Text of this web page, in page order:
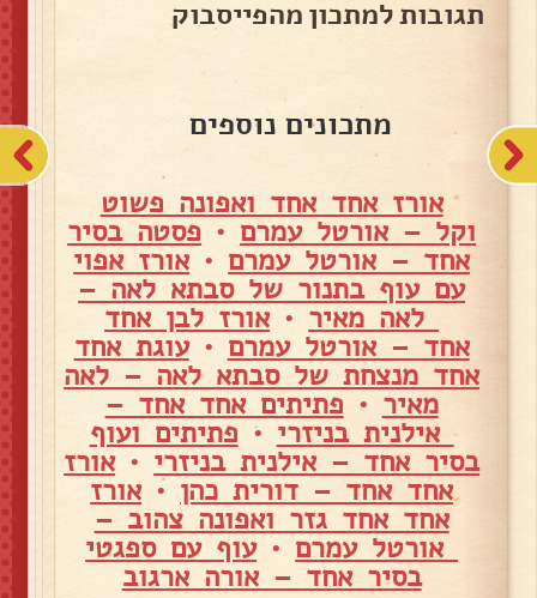
תגובות למתכון מהפייסבוק
מתכונים נוספים
אורז אחד אחד ואפונה פשוט
וקל – אורטל עמרם • פסטה בסיר
אחד – אורטל עמרם •אורז אפוי
עם עוף בתנור של סבתא לאה –
לאה מאיר •אורז לבן אחד
אחד – אורטל עמרם •עוגת אחד
אחד מנצחת של סבתא לאה – לאה
מאיר • פתיתים אחד אחד –
אילנית בניזרי • פתיתים ועוף
בסיר אחד – אילנית בניזרי •אורז
אחד אחד – דורית כהן •אורז
אחד אחד גזר ואפונה צהוב –
אורטל עמרם •עוף עם ספגטי
בסיר אחד – אורה ארגוב